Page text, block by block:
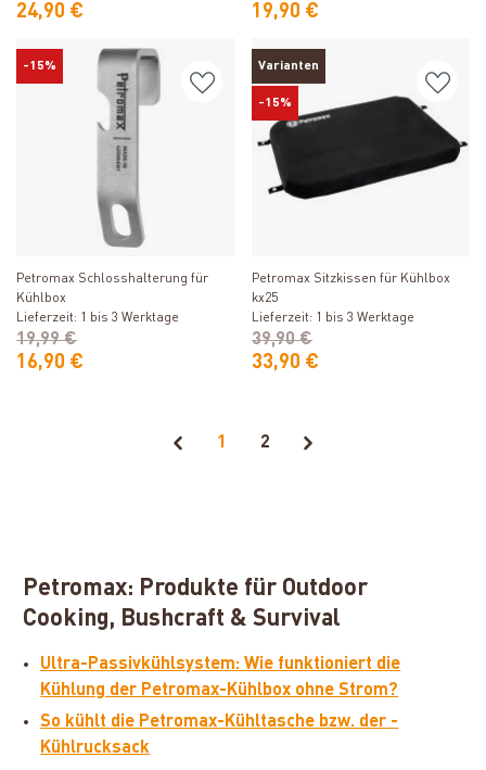
24,90 € 19,90 €
-15%
Produkt ansehen
Petromax Schlosshalterung für
Kühlbox
Lieferzeit: 1 bis 3 Werktage
16,90 €
19,99 €
Varianten
-15%
Petromax Sitzkissen für Kühlbox
kx25
Lieferzeit: 1 bis 3 Werktage
33,90 €
39,90 €
1 2
Petromax: Produkte für Outdoor
Cooking, Bushcraft & Survival
Ultra-Passivkühlsystem: Wie funktioniert die
Kühlung der Petromax-Kühlbox ohne Strom?
So kühlt die Petromax-Kühltasche bzw. der -
Kühlrucksack